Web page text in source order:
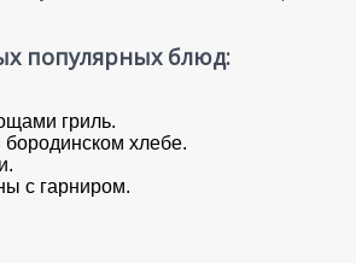
популярных блюд:
гриль.
бородинском хлебе.
с гарниром.